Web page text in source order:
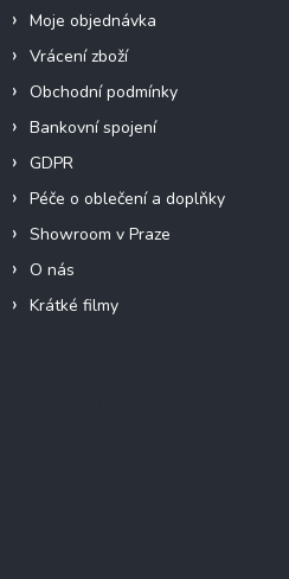
Moje objednávka
Vrácení zboží
Obchodní podmínky
Bankovní spojení
GDPR
Péče o oblečení a doplňky
Showroom v Praze
O nás
Krátké filmy